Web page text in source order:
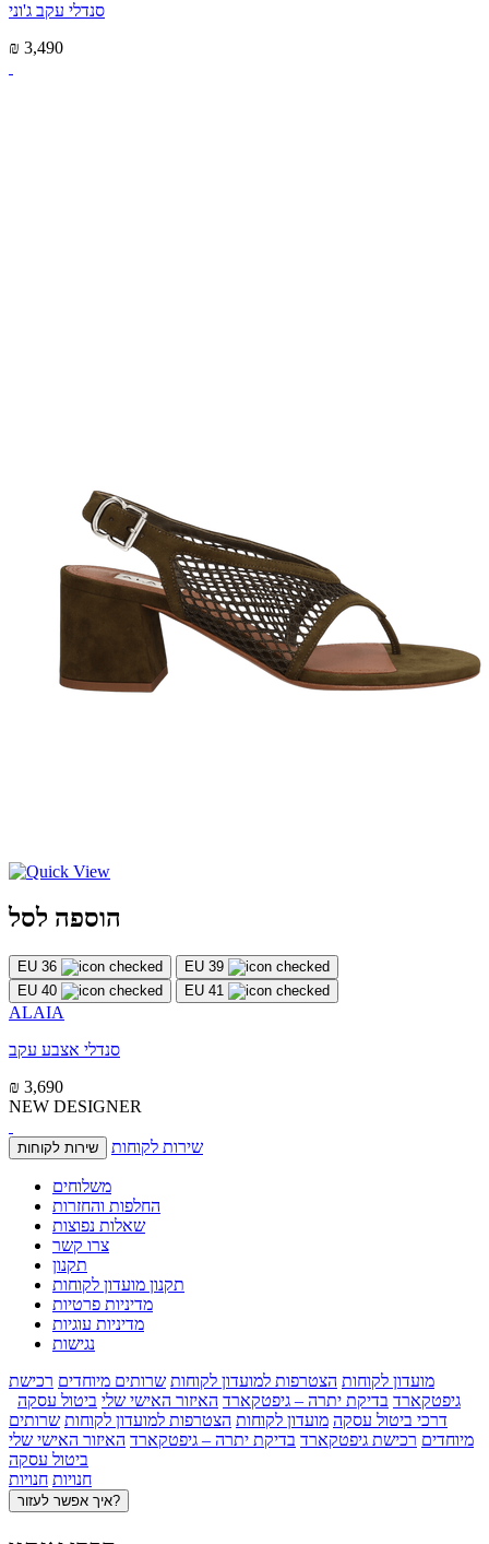
סנדלי עקב ג'וני
₪ 3,490
הוספה לסל
EU 36
EU 39
EU 40
EU 41
ALAIA
סנדלי אצבע עקב
₪ 3,690
NEW DESIGNER
שירות לקוחות שירות לקוחות
משלוחים
החלפות והחזרות
שאלות נפוצות
צרו קשר
תקנון
תקנון מועדון לקוחות
מדיניות פרטיות
מדיניות עוגיות
נגישות
מועדון לקוחות הצטרפות למועדון לקוחות שרותים מיוחדים רכישת
גיפטקארד בדיקת יתרה – גיפטקארד האיזור האישי שלי ביטול עסקה
דרכי ביטול עסקה מועדון לקוחות הצטרפות למועדון לקוחות שרותים
מיוחדים רכישת גיפטקארד בדיקת יתרה – גיפטקארד האיזור האישי שלי
ביטול עסקה
חנויות חנויות
איך אפשר לעזור?